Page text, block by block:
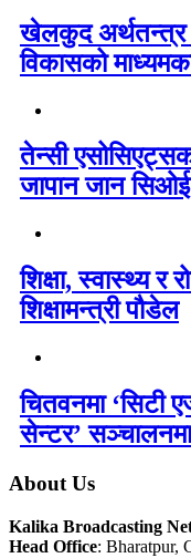
खेलकुद अर्थतन्त्र र
विकासको
तेन्सी
जापान जान सिओई
शिक्षा, स्वास्थ्य र
शिक्षामन्त्री पौडेल
चितवनमा ‘सिटी
सेन्टर’ सञ्चालनमा
About Us
Kalika Broadcasting
Head Office: Bharatpur,